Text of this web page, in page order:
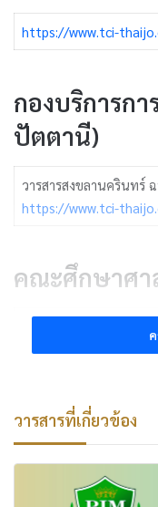
https://www.tci-
กองบริการก
ปัตตานี)
วารสารสงขลานครินทร์
https://www.tci-
คณะศึกษาศา
https://tci-thaijo.org/
คณะวิเทศศึก
วารสารวิเทศศึกษา
https://so03.tci-
วารสารที่เกี่ยวข้อง